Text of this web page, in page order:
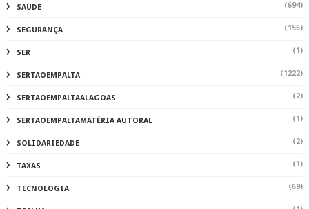
SAÚDE (694)
SEGURANÇA (156)
SER (1)
SERTAOEMPALTA (1222)
SERTAOEMPALTAALAGOAS (2)
SERTAOEMPALTAMATÉRIA AUTORAL (1)
SOLIDARIEDADE (2)
TAXAS (1)
TECNOLOGIA (69)